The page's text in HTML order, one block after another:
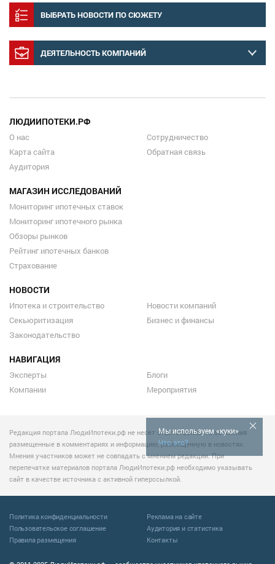
ВЫБРАТЬ НОВОСТИ ПО СЮЖЕТУ
ДЕЯТЕЛЬНОСТЬ КОМПАНИЙ
Мы используем «куки»
Что это?
ЛЮДИИПОТЕКИ.РФ
О нас
Карта сайта
Аудитория
Сотрудничество
Обратная связь
МАГАЗИН ИССЛЕДОВАНИЙ
Мониторинг ипотечных ставок
Мониторинг ипотечного рынка
Обзоры рынков
Рейтинг ипотечных банков
Страхование
НОВОСТИ
Ипотека и строительство
Секьюритизация
Законодательство
Новости компаний
Бизнес и финансы
НАВИГАЦИЯ
Эксперты
Компании
Блоги
Мероприятия
Редакция портала ЛюдиИпотеки.рф не несет ответственности за мнения
размещенные в комментариях и информацию, размещенную в новостях.
Мнения участников может не совпадать с мнением редакции. При
перепечатке материалов портала ЛюдиИпотеки.рф необходимо указывать
сайт в качестве источника с активной гиперссылкой.
Политика конфиденциальности
Пользовательское соглашение
Правила размещения
Реклама на сайте
Аудитория и статистика
Контакты